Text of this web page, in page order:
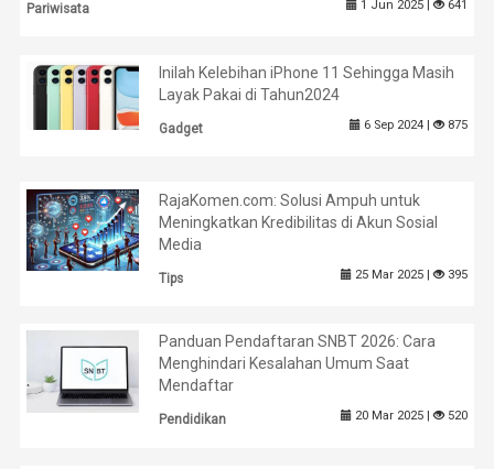
Pariwisata 1 Jun 2025 | 641
Inilah Kelebihan iPhone 11 Sehingga Masih
Layak Pakai di Tahun2024
Gadget 6 Sep 2024 | 875
RajaKomen.com: Solusi Ampuh untuk
Meningkatkan Kredibilitas di Akun Sosial
Media
Tips 25 Mar 2025 | 395
Panduan Pendaftaran SNBT 2026: Cara
Menghindari Kesalahan Umum Saat
Mendaftar
Pendidikan 20 Mar 2025 | 520